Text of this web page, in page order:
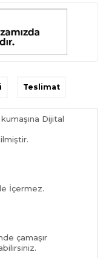
Teslimat
Dijital
İçermez.
çamaşır